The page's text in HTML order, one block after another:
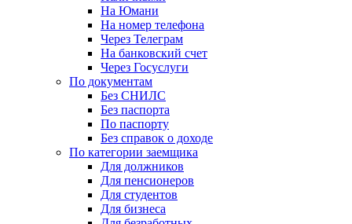
На Юмани
На номер телефона
Через Телеграм
На банковский счет
Через Госуслуги
По документам
Без СНИЛС
Без паспорта
По паспорту
Без справок о доходе
По категории заемщика
Для должников
Для пенсионеров
Для студентов
Для бизнеса